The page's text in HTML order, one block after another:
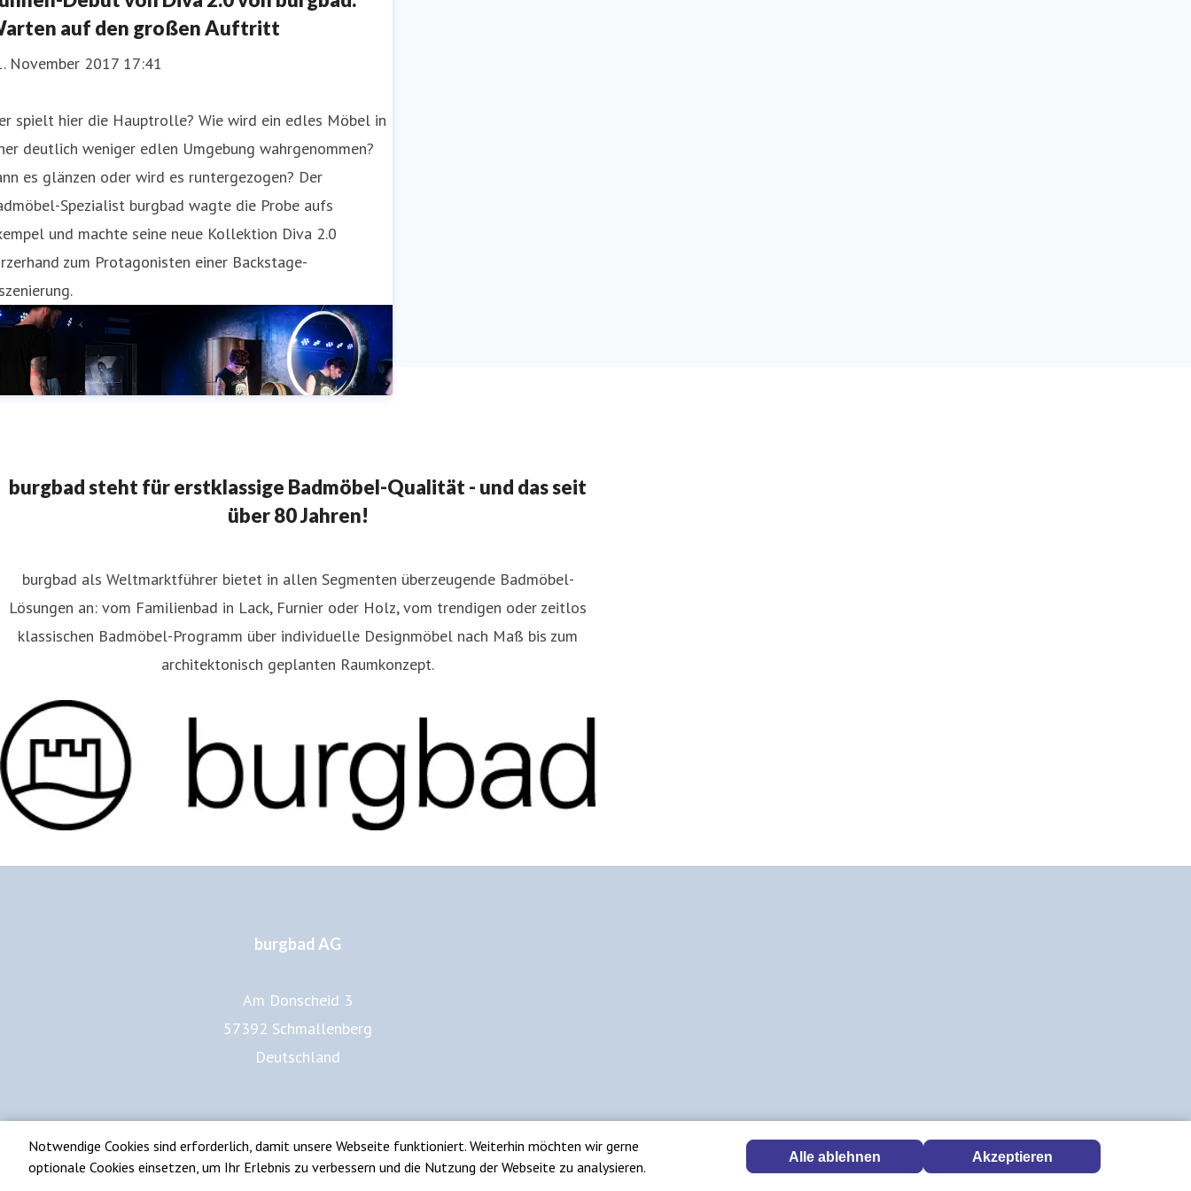
Notwendige Cookies sind erforderlich, damit unsere Webseite funktioniert. Weiterhin möchten wir gerne
optionale Cookies einsetzen, um Ihr Erlebnis zu verbessern und die Nutzung der Webseite zu analysieren.
Alle ablehnen Akzeptieren
auf den großen Auftritt
November 2017 17:41
spielt hier die Hauptrolle? Wie wird ein edles Möbel in
deutlich weniger edlen Umgebung wahrgenommen?
es glänzen oder wird es runtergezogen? Der
Spezialist burgbad wagte die Probe aufs
und machte seine neue Kollektion Diva 2.0
zum Protagonisten einer Backstage-
burgbad steht für erstklassige Badmöbel-Qualität - und das seit
über 80 Jahren!
burgbad als Weltmarktführer bietet in allen Segmenten überzeugende Badmöbel-
Lösungen an: vom Familienbad in Lack, Furnier oder Holz, vom trendigen oder zeitlos
klassischen Badmöbel-Programm über individuelle Designmöbel nach Maß bis zum
architektonisch geplanten Raumkonzept.
burgbad AG
Am Donscheid 3
57392 Schmallenberg
Deutschland
Datenschutz